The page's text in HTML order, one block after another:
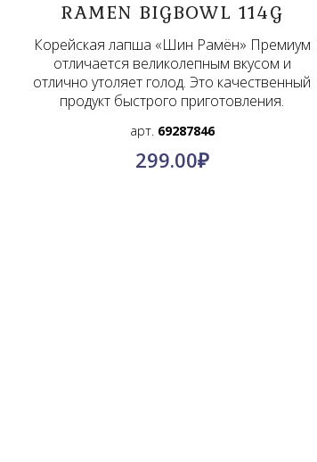
RAMEN BIGBOWL 114G
Корейская лапша «Шин Рамён» Премиум
отличается великолепным вкусом и
отлично утоляет голод. Это качественный
продукт быстрого приготовления.
арт. 69287846
299.00₽